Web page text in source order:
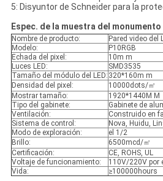
5: Disyuntor de Schneider para la
Espec. de la muestra del monumento
Nombre de producto:
Pared video del
Modelo:
P10RGB
Echada del pixel:
10m m
Luces LED:
SMD3535
Tamaño del módulo del LED: 320*160m m
Densidad del pixel:
10000dots/㎡
Mostrar tamaño:
1920*1440M M
Tipo del gabinete:
Gabinete de
Ventilación:
Construido en
Sistema de control:
Nova, Huidu,
Modo de exploración:
el 1/2
Brillo:
6500mcd/㎡
Certificación:
CE, ROHS, UL
Voltaje de funcionamiento:
110V/220V por
Vida:
≥100000hours